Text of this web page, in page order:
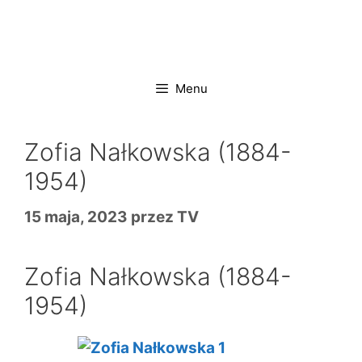
Menu
Zofia Nałkowska (1884-
1954)
15 maja, 2023 przez TV
Zofia Nałkowska (1884-
1954)